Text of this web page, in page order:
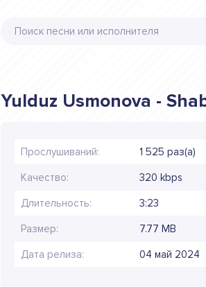
Yulduz Usmonova -
Прослушиваний: 1 525 раз(а)
Качество: 320 kbps
Длительность: 3:23
Размер: 7.77 MB
Дата релиза: 04 май 2024